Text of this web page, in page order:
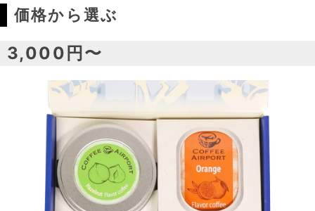
価格から選ぶ
3,000円〜